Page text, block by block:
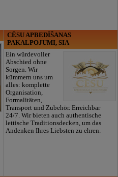
CĒSU APBEDĪŠANAS
PAKALPOJUMI, SIA
Ein würdevoller
Abschied ohne
Sorgen. Wir
kümmern uns um
alles: komplette
Organisation,
Formalitäten,
Transport und Zubehör. Erreichbar
24/7. Wir bieten auch authentische
lettische Traditionsdecken, um das
Andenken Ihres Liebsten zu ehren.